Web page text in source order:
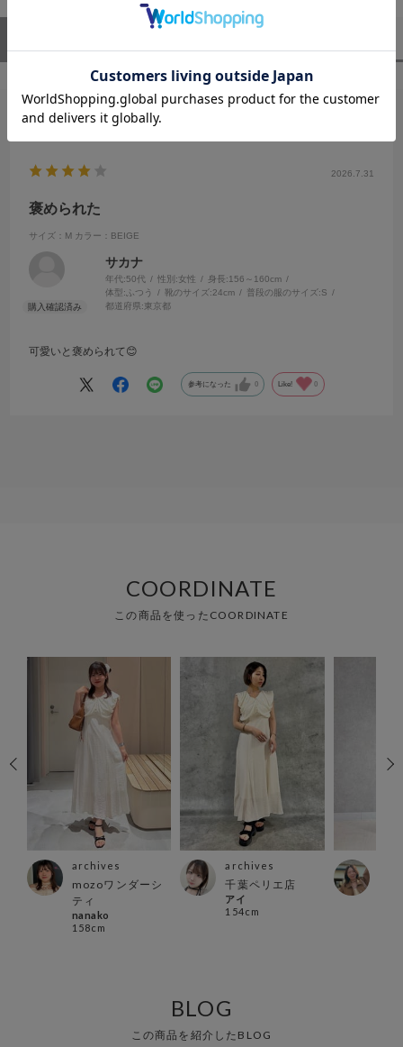
絞り込み
2026.7.31
褒められた
サイズ：M カラー：BEIGE
サカナ
年代:50代 性別:女性 身長:156～160cm
体型: ふつう 靴のサイズ:24cm 普段の服のサイズ:S
都道府県:東京都
可愛いと褒められて😊
参考になった 0 Like! 0
COORDINATE
この商品を使ったCOORDINATE
archives
mozoワンダーシ
ティ
nanako
158cm
archives
千葉ペリエ店
アイ
154cm
BLOG
この商品を紹介したBLOG